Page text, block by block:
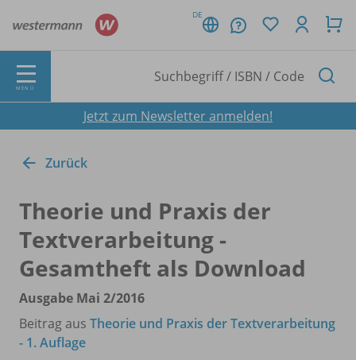
DE
MENÜ
Jetzt zum Newsletter anmelden!
Zurück
Theorie und Praxis der
Textverarbeitung -
Gesamtheft als Download
Ausgabe Mai 2/2016
Beitrag aus Theorie und Praxis der Textverarbeitung
- 1. Auflage